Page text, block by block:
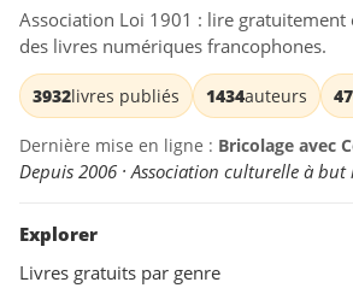
Association Loi 1901 : lire gratuitement
des livres numériques francophones.
3932livres publiés 1434auteurs
Dernière mise en ligne : Bricolage avec
Depuis 2006 · Association culturelle à
Explorer
Livres gratuits par genre